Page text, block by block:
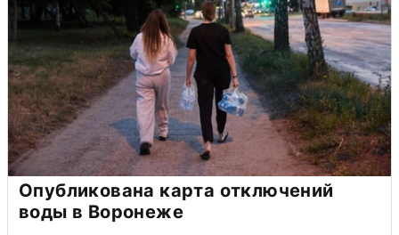
Опубликована карта отключений
воды в Воронеже